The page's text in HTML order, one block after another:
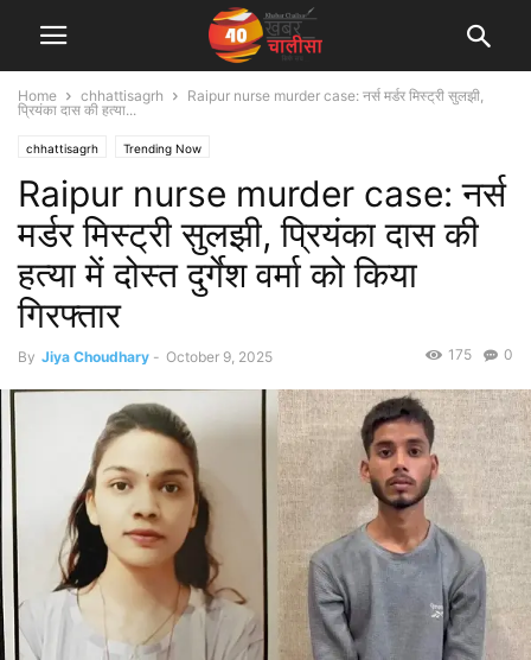
Home chhattisagrh
Raipur nurse murder case: नर्स मर्डर मिस्ट्री सुलझी,
प्रियंका दास की हत्या...
chhattisagrh Trending Now
Raipur nurse murder case: नर्स
मर्डर मिस्ट्री सुलझी, प्रियंका दास की
हत्या में दोस्त दुर्गेश वर्मा को किया
गिरफ्तार
By Jiya Choudhary - October 9, 2025 0
175